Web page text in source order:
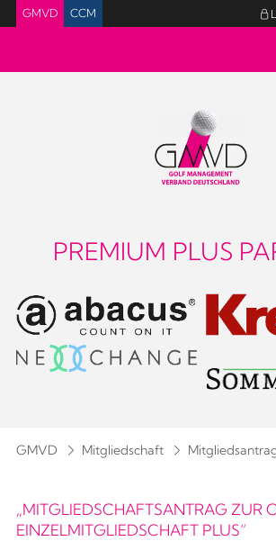
GMVD CCM 
PREMIUM PLUS
GMVD Mitgliedschaft
„MITGLIEDSCHAFTSANTRAG ZUR
EINZELMITGLIEDSCHAFT PLUS“